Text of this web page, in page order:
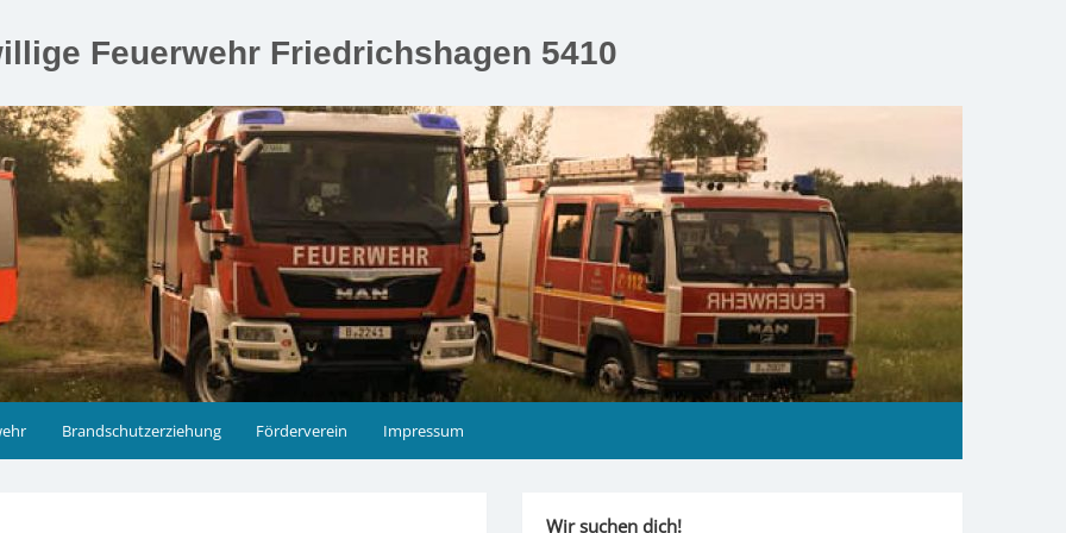
Feuerwehr Friedrichshagen 5410
Brandschutzerziehung Förderverein Impressum
Wir suchen dich!